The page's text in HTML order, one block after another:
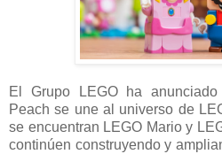
El Grupo LEGO ha
Peach se une al universo de
se encuentran LEGO Mario y
continúen construyendo y